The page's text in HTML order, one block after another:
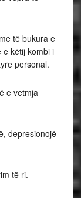
të bukura e
e këtij kombi i
personal.
e vetmja
depresionojë
të ri.